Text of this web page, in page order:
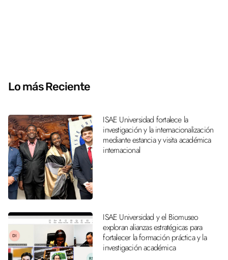
Lo más Reciente
ISAE Universidad fortalece la
investigación y la internacionalización
mediante estancia y visita académica
internacional
ISAE Universidad y el Biomuseo
exploran alianzas estratégicas para
fortalecer la formación práctica y la
investigación académica